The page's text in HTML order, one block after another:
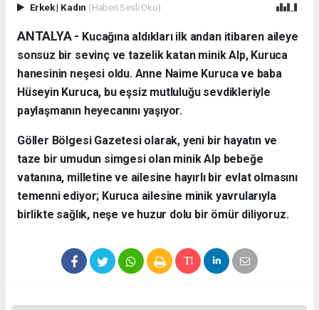
Erkek| Kadın (Haberi Sesli Oku)
ANTALYA - ​ Kucağına aldıkları ilk andan itibaren aileye
sonsuz bir sevinç ve tazelik katan minik Alp, Kuruca
hanesinin neşesi oldu. Anne Naime Kuruca ve baba
Hüseyin Kuruca, bu eşsiz mutluluğu sevdikleriyle
paylaşmanın heyecanını yaşıyor.
​Göller Bölgesi Gazetesi olarak, yeni bir hayatın ve
taze bir umudun simgesi olan minik Alp bebeğe
vatanına, milletine ve ailesine hayırlı bir evlat olmasını
temenni ediyor; Kuruca ailesine minik yavrularıyla
birlikte sağlık, neşe ve huzur dolu bir ömür diliyoruz.